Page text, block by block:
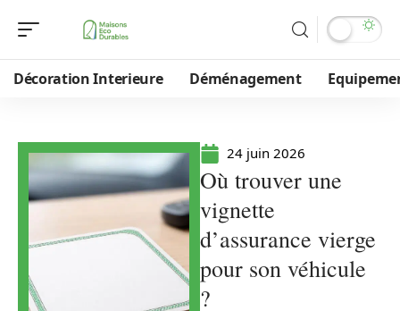
Décoration Interieure Déménagement
24 juin 2026
Où trouver une
vignette
d’assurance vierge
pour son véhicule
?